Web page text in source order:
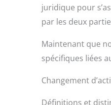
juridique pour
par les deux
Maintenant que
spécifiques liées
Changement
Définitions et